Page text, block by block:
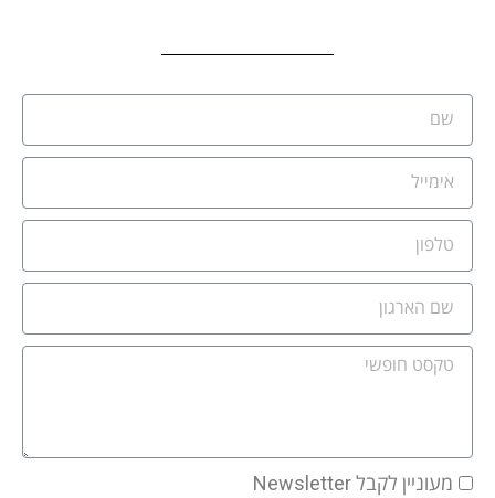
מעוניין לקבל Newsletter